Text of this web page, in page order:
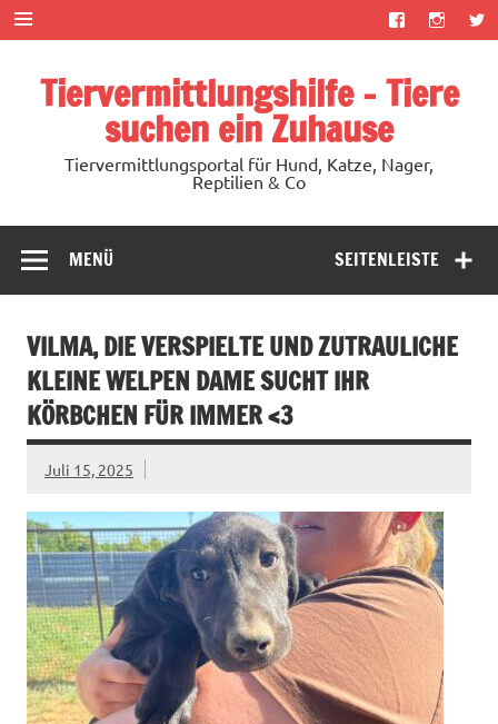
Zum
Inhalt
springen
Tiervermittlungshilfe – Tiere
suchen ein Zuhause
Tiervermittlungsportal für Hund, Katze, Nager,
Reptilien & Co
SEITENLEISTE
MENÜ
VILMA, DIE VERSPIELTE UND ZUTRAULICHE
KLEINE WELPEN DAME SUCHT IHR
KÖRBCHEN FÜR IMMER <3
Juli 15, 2025